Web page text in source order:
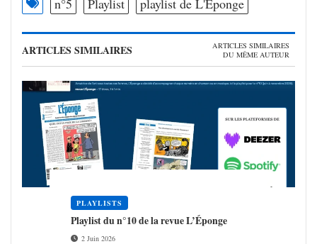
ARTICLES SIMILAIRES
ARTICLES SIMILAIRES
DU MÊME AUTEUR
PLAYLISTS
Play­list du n°10 de la revue L’Éponge
2 Juin 2026